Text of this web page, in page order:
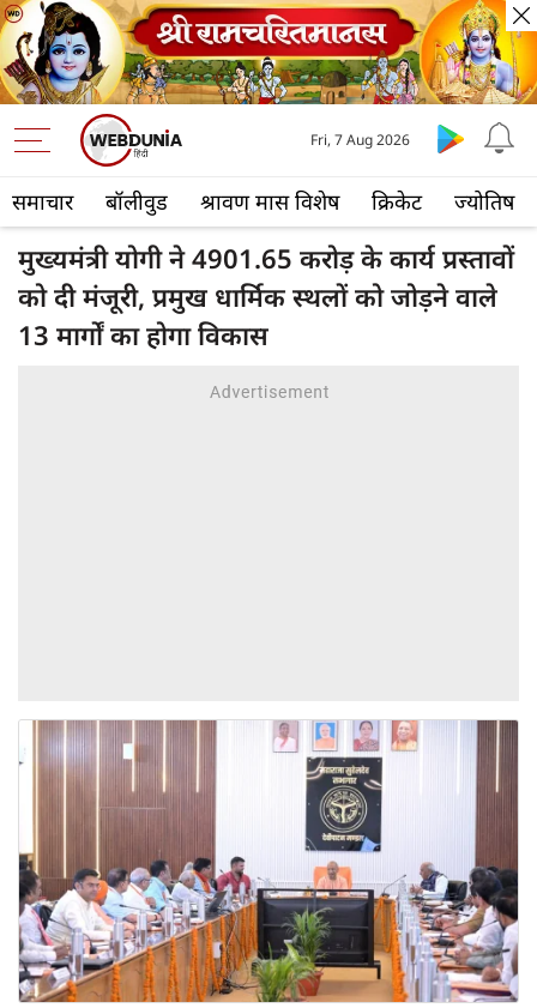
समाचार बॉलीवुड श्रावण मास विशेष क्रिकेट ज्योतिष
Fri, 7 Aug 2026
मुख्यमंत्री योगी ने 4901.65 करोड़ के कार्य प्रस्तावों
को दी मंजूरी, प्रमुख धार्मिक स्थलों को जोड़ने वाले
13 मार्गों का होगा विकास